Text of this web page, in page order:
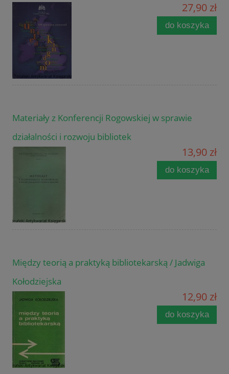
27,90 zł
do koszyka
Materiały z Konferencji Rogowskiej w sprawie
działalności i rozwoju bibliotek
13,90 zł
do koszyka
Między teorią a praktyką bibliotekarską / Jadwiga
Kołodziejska
12,90 zł
do koszyka